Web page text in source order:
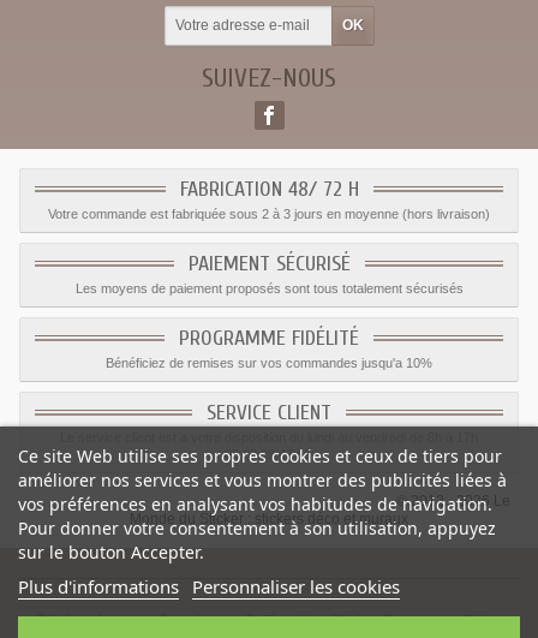
SUIVEZ-NOUS
FABRICATION 48/ 72 H
Votre commande est fabriquée sous 2 à 3 jours en moyenne (hors livraison)
PAIEMENT SÉCURISÉ
Les moyens de paiement proposés sont tous totalement sécurisés
PROGRAMME FIDÉLITÉ
Bénéficiez de remises sur vos commandes jusqu'a 10%
SERVICE CLIENT
09.82.28.47.69.
© 2012 - 2026 Le
Monde du Sticker :
stickers déco et muraux
Sticker drapeau Jamaique-Catégorie:Sticker Drapeaux-Prix:
Ce site Web utilise ses propres cookies et ceux de tiers pour
améliorer nos services et vous montrer des publicités liées à
vos préférences en analysant vos habitudes de navigation.
Pour donner votre consentement à son utilisation, appuyez
sur le bouton Accepter.
Plus d'informations Personnaliser les cookies